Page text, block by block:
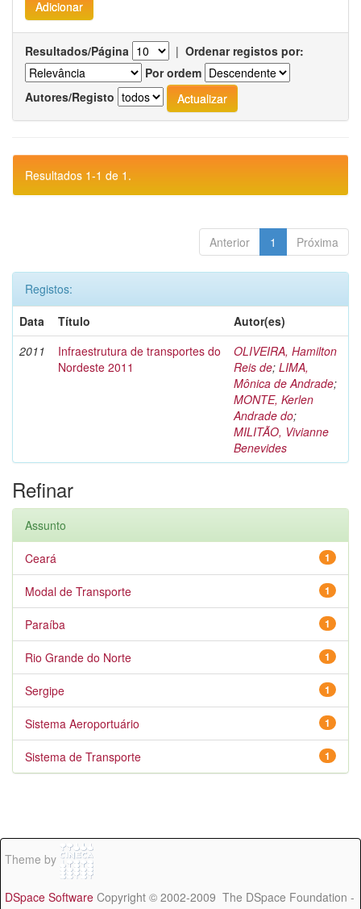
Resultados/Página | Ordenar registos por:
Por ordem
Autores/Registo
Resultados 1-1 de 1.
Anterior 1 Próxima
Registos:
Data
Título
Autor(es)
2011
Infraestrutura de transportes do
Nordeste 2011
OLIVEIRA, Hamilton
Reis de; LIMA,
Mônica de Andrade;
MONTE, Kerlen
Andrade do;
MILITÃO, Vivianne
Benevides
Refinar
Assunto
1
Ceará
1
Modal de Transporte
1
Paraíba
1
Rio Grande do Norte
1
Sergipe
1
Sistema Aeroportuário
1
Sistema de Transporte
Theme by
DSpace Software Copyright © 2002-2009 The DSpace Foundation -